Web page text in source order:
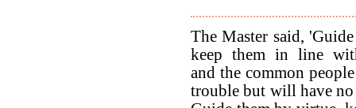
The Master said,
keep them in line
and the common
trouble but will have no